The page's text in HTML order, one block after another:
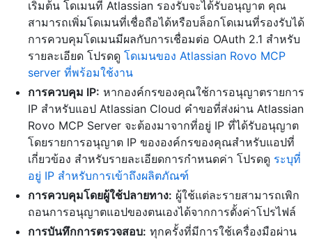
เริ่มต้น โดเมนที่ Atlassian รองรับจะได้รับอนุญาต คุณ
สามารถเพิ่มโดเมนที่เชื่อถือได้หรือบล็อกโดเมนที่รองรับได้
การควบคุมโดเมนมีผลกับการเชื่อมต่อ OAuth 2.1 สำหรับ
รายละเอียด โปรดดู โดเมนของ Atlassian Rovo MCP
server ที่พร้อมใช้งาน
การควบคุม IP: หากองค์กรของคุณใช้การอนุญาตรายการ
IP สำหรับแอป Atlassian Cloud คำขอที่ส่งผ่าน Atlassian
Rovo MCP Server จะต้องมาจากที่อยู่ IP ที่ได้รับอนุญาต
โดยรายการอนุญาต IP ขององค์กรของคุณสำหรับแอปที่
เกี่ยวข้อง สำหรับรายละเอียดการกำหนดค่า โปรดดู ระบุที่
อยู่ IP สำหรับการเข้าถึงผลิตภัณฑ์
การควบคุมโดยผู้ใช้ปลายทาง: ผู้ใช้แต่ละรายสามารถเพิก
ถอนการอนุญาตแอปของตนเองได้จากการตั้งค่าโปรไฟล์
การบันทึกการตรวจสอบ: ทุกครั้งที่มีการใช้เครื่องมือผ่าน